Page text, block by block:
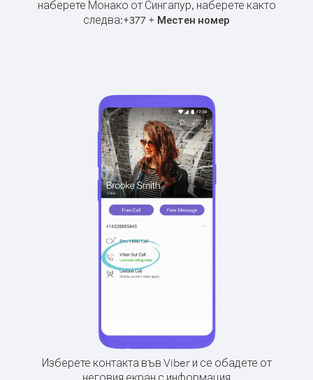
наберете Монако от Сингапур, наберете както
следва:+377 + Местен номер
Изберете контакта във Viber и се обадете от
неговия екран с информация